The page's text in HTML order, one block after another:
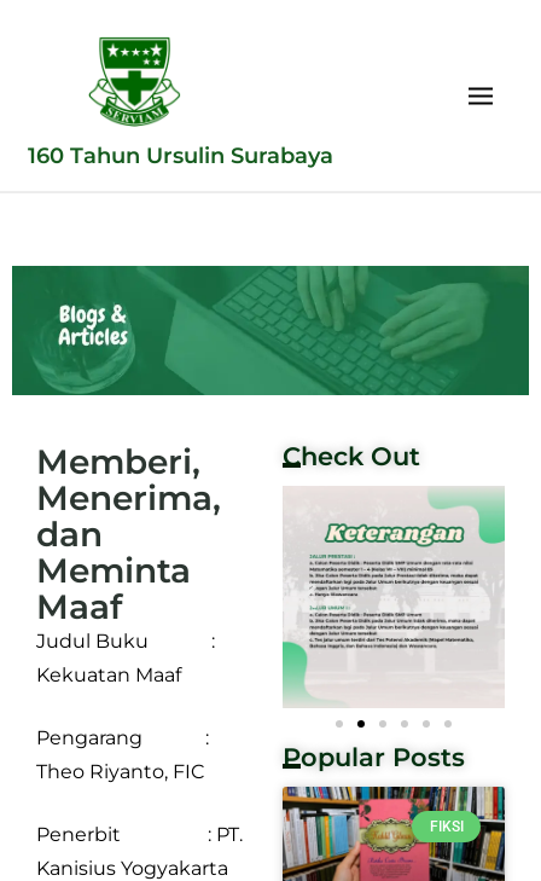
160 Tahun Ursulin Surabaya
Memberi,
Menerima,
dan
Meminta
Maaf
Judul Buku :
Kekuatan Maaf
Pengarang :
Theo Riyanto, FIC
Penerbit : PT.
Kanisius Yogyakarta
Check Out
Popular Posts
FIKSI